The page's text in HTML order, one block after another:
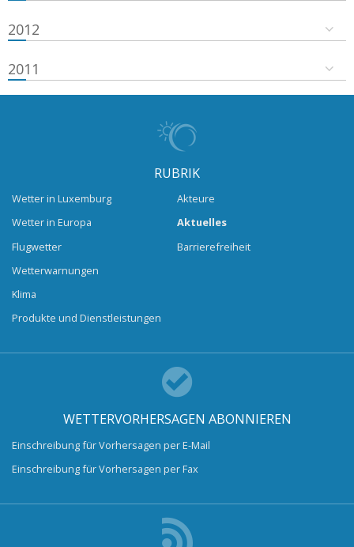
2012
2011
RUBRIK
Wetter in Luxemburg
Wetter in Europa
Flugwetter
Wetterwarnungen
Klima
Produkte und Dienstleistungen
Akteure
Aktuelles
Barrierefreiheit
WETTERVORHERSAGEN ABONNIEREN
Einschreibung für Vorhersagen per E-Mail
Einschreibung für Vorhersagen per Fax